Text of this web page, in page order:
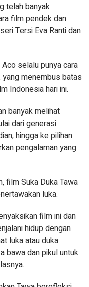
telah banyak
film pendek dan
Tersi Eva Ranti dan
selalu punya cara
yang menembus batas
Indonesia hari ini.
banyak melihat
dari generasi
hingga ke pilihan
pengalaman yang
film Suka Duka Tawa
luka.
film ini dan
hidup dengan
luka atau duka
bawa dan pikul untuk